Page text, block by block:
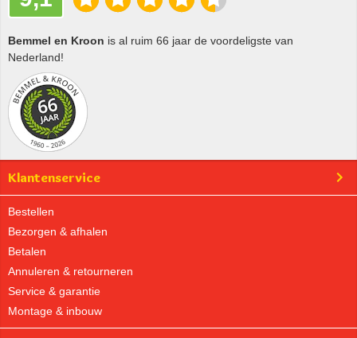
Bemmel en Kroon is al ruim 66 jaar de voordeligste van
Nederland!
Klantenservice
Bestellen
Bezorgen & afhalen
Betalen
Annuleren & retourneren
Service & garantie
Montage & inbouw